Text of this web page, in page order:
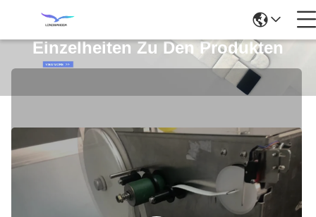
Einzelheiten Zu Den Produkten